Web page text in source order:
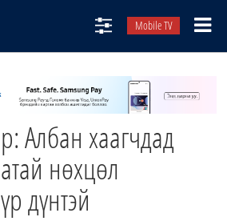
Mobile TV
Албан хаагчдад
нөхцөл
дүнтэй